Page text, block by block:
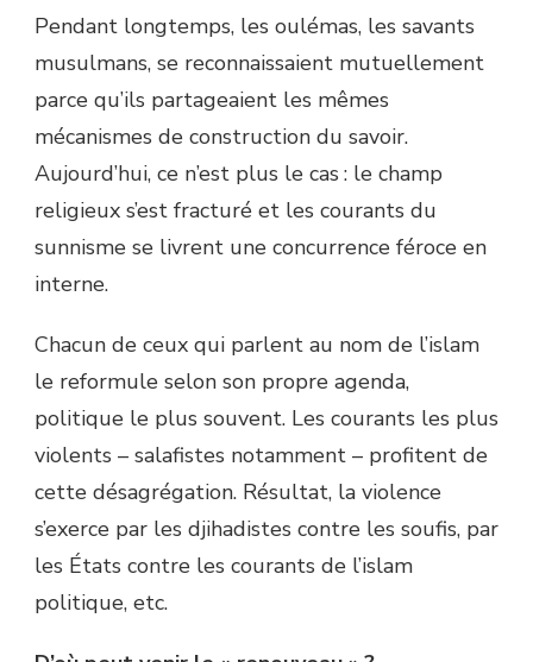
Pendant longtemps, les oulémas, les savants
musulmans, se reconnaissaient mutuellement
parce qu’ils partageaient les mêmes
mécanismes de construction du savoir.
Aujourd’hui, ce n’est plus le cas : le champ
religieux s’est fracturé et les courants du
sunnisme se livrent une concurrence féroce en
interne.
Chacun de ceux qui parlent au nom de l’islam
le reformule selon son propre agenda,
politique le plus souvent. Les courants les plus
violents – salafistes notamment – profitent de
cette désagrégation. Résultat, la violence
s’exerce par les djihadistes contre les soufis, par
les États contre les courants de l’islam
politique, etc.